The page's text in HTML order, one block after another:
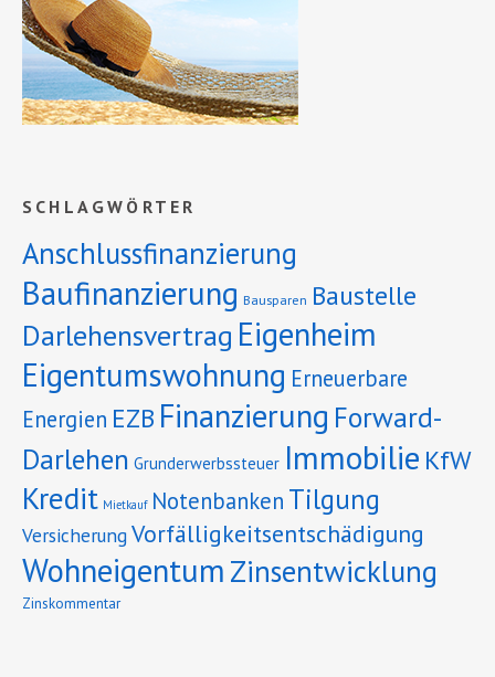
SCHLAGWÖRTER
Anschlussfinanzierung
Baufinanzierung Bausparen Baustelle
Darlehensvertrag Eigenheim
Eigentumswohnung Erneuerbare
Energien EZB Finanzierung Forward-
Darlehen Grunderwerbssteuer Immobilie KfW
Kredit Mietkauf Notenbanken Tilgung
VersicherungVorfälligkeitsentschädigung
Wohneigentum Zinsentwicklung
Zinskommentar